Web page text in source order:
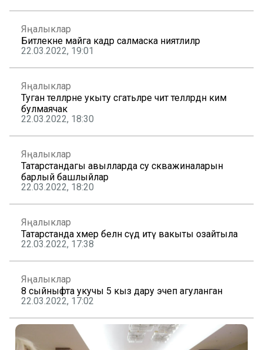
Яңалыклар
Битлекне майга кадәр салмаска ниятлиләр
22.03.2022, 19:01
Яңалыклар
Туган телләрне укыту сәгатьләре чит телләрдән ким
булмаячак
22.03.2022, 18:30
Яңалыклар
Татарстандагы авылларда су скважиналарын
барлый башлыйлар
22.03.2022, 18:20
Яңалыклар
Татарстанда хәмер белән сәүдә итү вакыты озайтыла
22.03.2022, 17:38
Яңалыклар
8 сыйныфта укучы 5 кыз дару эчеп агуланган
22.03.2022, 17:02